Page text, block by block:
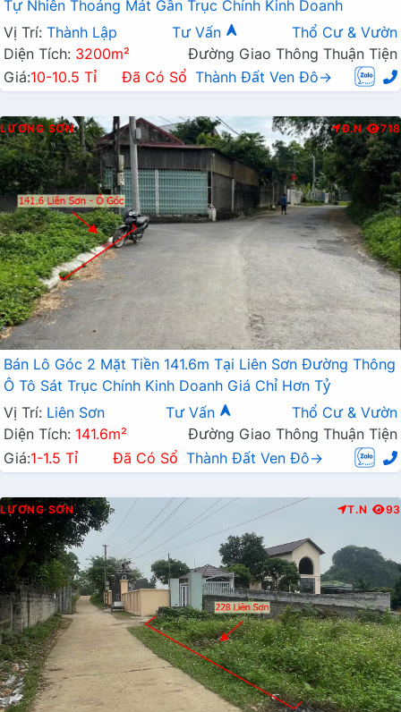
Tự Nhiên Thoáng Mát Gần Trục Chính Kinh Doanh
Vị Trí: Thành Lập Tư Vấn
Thổ Cư & Vườn
Diện Tích: 3200m²
Đường Giao Thông Thuận Tiện
Giá:10-10.5 Tỉ Đã Có Sổ Thành Đất Ven Đô→
LƯƠNG SƠN Đ.N 718
Bán Lô Góc 2 Mặt Tiền 141.6m Tại Liên Sơn Đường Thông
Ô Tô Sát Trục Chính Kinh Doanh Giá Chỉ Hơn Tỷ
Vị Trí: Liên Sơn Tư Vấn
Thổ Cư & Vườn
Diện Tích: 141.6m²
Đường Giao Thông Thuận Tiện
Giá:1-1.5 Tỉ Đã Có Sổ Thành Đất Ven Đô→
LƯƠNG SƠN T.N 93